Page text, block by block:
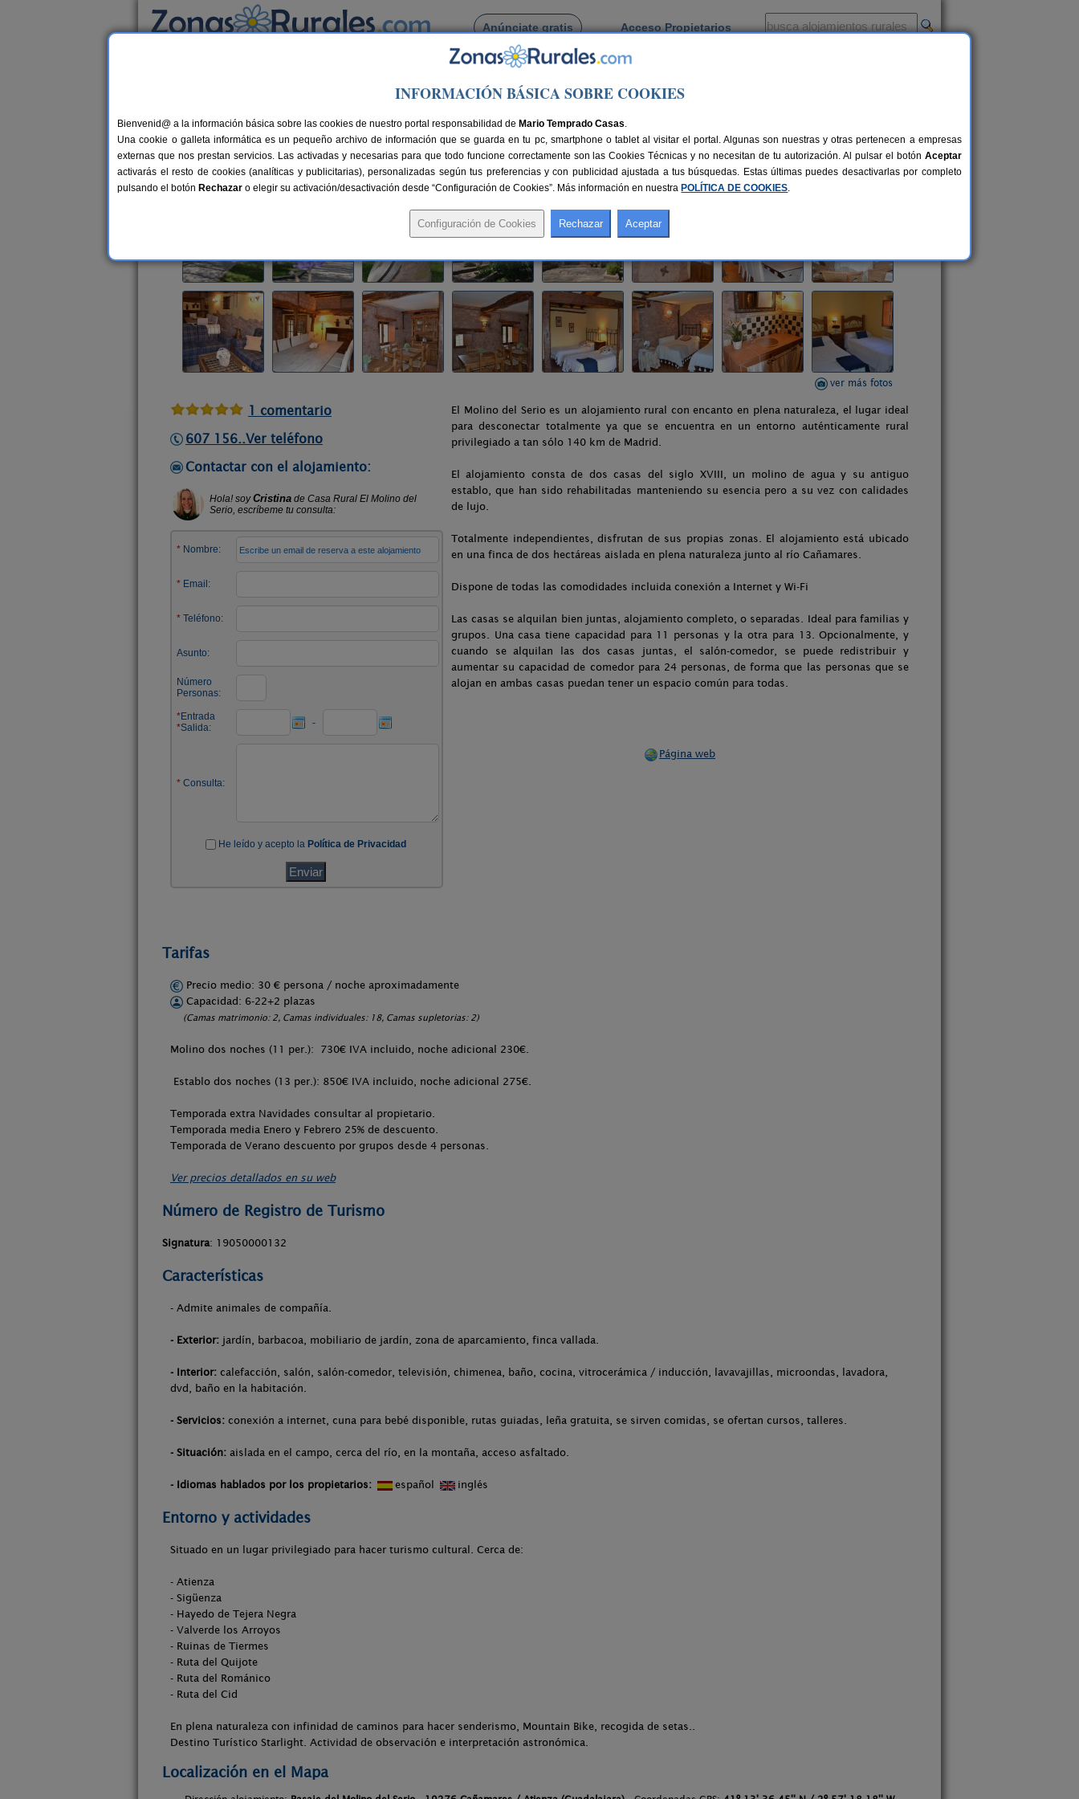
Anúnciate gratis Acceso Propietarios
Busca por pueblo
Cañamares> Casa Rural El Molino del Serio
Casa Rural El Molino del Serio
Casa Rural en Cañamares / Atienza (Guadalajara)
Alquiler completo 6-22+2 plazas 95 km de Guadalajara Compartir:
ver más fotos
1 comentario
607 156..Ver teléfono
Contactar con el alojamiento:
El Molino del Serio es un alojamiento rural con encanto en plena naturaleza, el lugar ideal
para desconectar totalmente ya que se encuentra en un entorno auténticamente rural
privilegiado a tan sólo 140 km de Madrid.
El alojamiento consta de dos casas del siglo XVIII, un molino de agua y su antiguo
establo, que han sido rehabilitadas manteniendo su esencia pero a su vez con calidades
de lujo.
Totalmente independientes, disfrutan de sus propias zonas. El alojamiento está ubicado
en una finca de dos hectáreas aislada en plena naturaleza junto al río Cañamares.
Dispone de todas las comodidades incluida conexión a Internet y Wi-Fi
Las casas se alquilan bien juntas, alojamiento completo, o separadas. Ideal para familias y
grupos. Una casa tiene capacidad para 11 personas y la otra para 13. Opcionalmente, y
cuando se alquilan las dos casas juntas, el salón-comedor, se puede redistribuir y
aumentar su capacidad de comedor para 24 personas, de forma que las personas que se
alojan en ambas casas puedan tener un espacio común para todas.
Página web
Tarifas
Precio medio: 30 € persona / noche aproximadamente
Capacidad: 6-22+2 plazas
(Camas matrimonio: 2, Camas individuales: 18, Camas supletorias: 2)
Molino dos noches (11 per.): 730€ IVA incluido, noche adicional 230€.
Establo dos noches (13 per.): 850€ IVA incluido, noche adicional 275€.
Temporada extra Navidades consultar al propietario.
Temporada media Enero y Febrero 25% de descuento.
Temporada de Verano descuento por grupos desde 4 personas.
Ver precios detallados en su web
Número de Registro de Turismo
Signatura: 19050000132
Características
- Admite animales de compañía.
- Exterior: jardín, barbacoa, mobiliario de jardín, zona de aparcamiento, finca vallada.
- Interior: calefacción, salón, salón-comedor, televisión, chimenea, baño, cocina, vitrocerámica / inducción, lavavajillas, microondas, lavadora,
dvd, baño en la habitación.
- Servicios: conexión a internet, cuna para bebé disponible, rutas guiadas, leña gratuita, se sirven comidas, se ofertan cursos, talleres.
- Situación: aislada en el campo, cerca del río, en la montaña, acceso asfaltado.
- Idiomas hablados por los propietarios: español inglés
Entorno y actividades
Situado en un lugar privilegiado para hacer turismo cultural. Cerca de:
- Atienza
- Sigüenza
- Hayedo de Tejera Negra
- Valverde los Arroyos
- Ruinas de Tiermes
- Ruta del Quijote
- Ruta del Románico
- Ruta del Cid
En plena naturaleza con infinidad de caminos para hacer senderismo, Mountain Bike, recogida de setas..
Destino Turístico Starlight. Actividad de observación e interpretación astronómica.
Localización en el Mapa
INFORMACIÓN BÁSICA SOBRE COOKIES
Bienvenid@ a la información básica sobre las cookies de nuestro portal responsabilidad de Mario Temprado Casas.
Una cookie o galleta informática es un pequeño archivo de información que se guarda en tu pc, smartphone o tablet al visitar el portal. Algunas son nuestras y otras pertenecen a empresas
externas que nos prestan servicios. Las activadas y necesarias para que todo funcione correctamente son las Cookies Técnicas y no necesitan de tu autorización. Al pulsar el botón Aceptar
activarás el resto de cookies (analíticas y publicitarias), personalizadas según tus preferencias y con publicidad ajustada a tus búsquedas. Estas últimas puedes desactivarlas por completo
pulsando el botón Rechazar o elegir su activación/desactivación desde “Configuración de Cookies”. Más información en nuestra POLÍTICA DE COOKIES.